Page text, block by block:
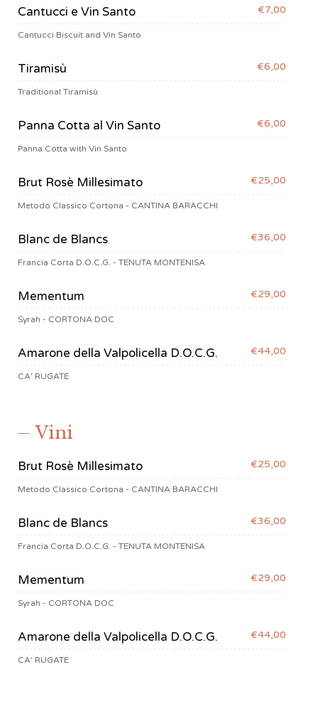
Cantucci e Vin Santo €7,00
Cantucci Biscuit and Vin Santo
Tiramisù €6,00
Traditional Tiramisù
Panna Cotta al Vin Santo €6,00
Panna Cotta with Vin Santo
Brut Rosè Millesimato €25,00
Metodo Classico Cortona - CANTINA BARACCHI
Blanc de Blancs €36,00
Francia Corta D.O.C.G. - TENUTA MONTENISA
Mementum €29,00
Syrah - CORTONA DOC
Amarone della Valpolicella D.O.C.G. €44,00
CA' RUGATE
Vini
Brut Rosè Millesimato €25,00
Metodo Classico Cortona - CANTINA BARACCHI
Blanc de Blancs €36,00
Francia Corta D.O.C.G. - TENUTA MONTENISA
Mementum €29,00
Syrah - CORTONA DOC
Amarone della Valpolicella D.O.C.G. €44,00
CA' RUGATE